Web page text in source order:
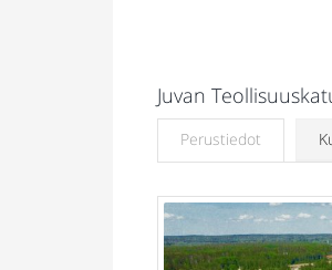
Juvan
Perustiedot